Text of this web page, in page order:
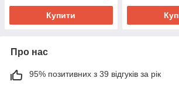
Купити
Про нас
95% позитивних з 39 відгуків за рік